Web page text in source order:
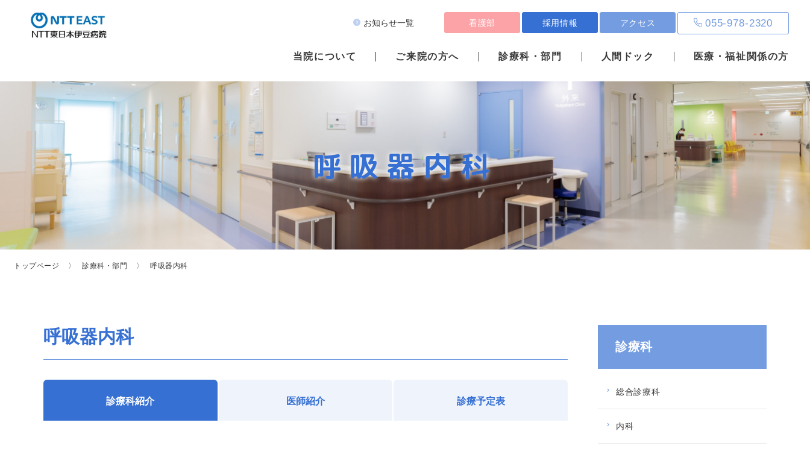
お知らせ一覧 看護部 採用情報 アクセス 055-978-2320
当院について ご来院の方へ 診療科・部門 人間ドック 医療・福祉関係の方
呼吸器内科
トップページ 診療科・部門 呼吸器内科
呼吸器内科
診療科紹介 医師紹介 診療予定表
診療科
総合診療科
内科